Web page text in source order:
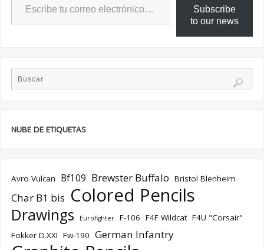
Subscribe
to our news
NUBE DE ETIQUETAS
Avro Vulcan Bf109 Brewster Buffalo Bristol Blenheim
Char B1 bis Colored Pencils
Drawings Eurofighter F-106 F4F Wildcat F4U "Corsair"
Fokker D.XXI Fw-190 German Infantry